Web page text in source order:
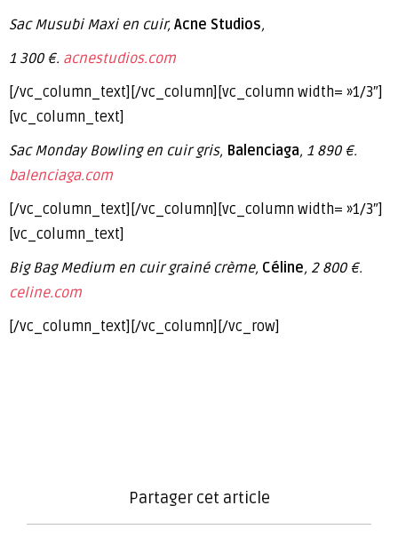
Sac Musubi Maxi en cuir, Acne Studios,
1 300 €. acnestudios.com
[/vc_column_text][/vc_column][vc_column width= »1/3″]
[vc_column_text]
Sac Monday Bowling en cuir gris, Balenciaga, 1 890 €.
balenciaga.com
[/vc_column_text][/vc_column][vc_column width= »1/3″]
[vc_column_text]
Big Bag Medium en cuir grainé crème, Céline, 2 800 €.
celine.com
[/vc_column_text][/vc_column][/vc_row]
Partager cet article